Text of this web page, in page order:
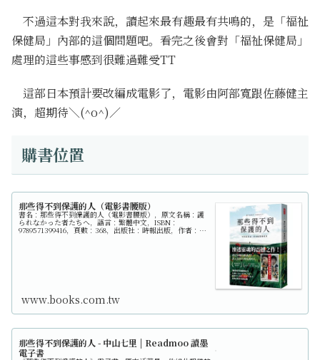
不過這本對我來說，讀起來最有趣最有共鳴的，是「福祉
保健局」內部的這個問題吧。看完之後會對「福祉保健局」
處理的這些事感到很難過難受TT
這部日本預計要改編成電影了，電影由阿部寬跟佐藤健主
演，超期待＼(^o^)／
購書位置
那些得不到保護的人（電影書腰版）
書名：那些得不到保護的人（電影書腰版），原文名稱：護
られなかった者たちへ，語言：繁體中文，ISBN：
9789571399416，頁數：368，出版社：時報出版，作者：中
www.books.com.tw
那些得不到保護的人 - 中山七里 | Readmoo 讀墨
電子書